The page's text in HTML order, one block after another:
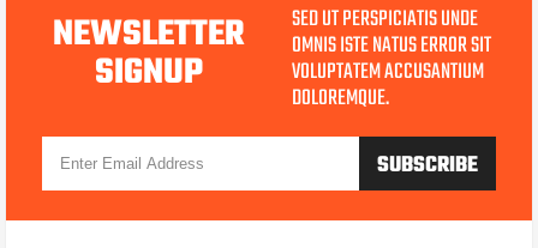
NEWSLETTER
SIGNUP
SED UT PERSPICIATIS UNDE
OMNIS ISTE NATUS ERROR SIT
VOLUPTATEM ACCUSANTIUM
DOLOREMQUE.